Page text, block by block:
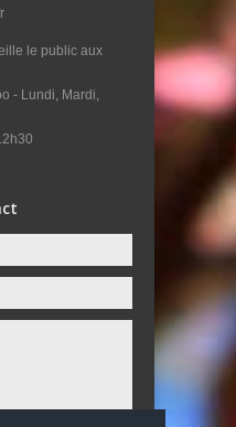
le public aux
- Lundi, Mardi,